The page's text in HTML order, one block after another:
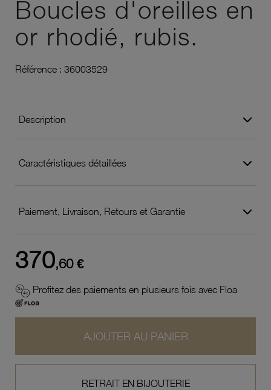
Boucles d'oreilles en
or rhodié, rubis.
Référence : 36003529
Description
Caractéristiques détaillées
Paiement, Livraison, Retours et Garantie
370,60 €
Profitez des paiements en plusieurs fois avec Floa
AJOUTER AU PANIER
RETRAIT EN BIJOUTERIE